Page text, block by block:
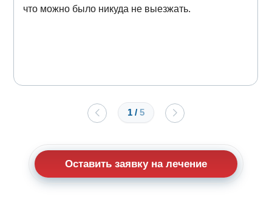
что можно было никуда не выезжать.
1 / 5
Оставить заявку на лечение